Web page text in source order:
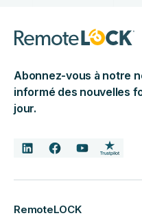
Abonnez-vous à notre
informé des nouvelles
jour.
RemoteLOCK